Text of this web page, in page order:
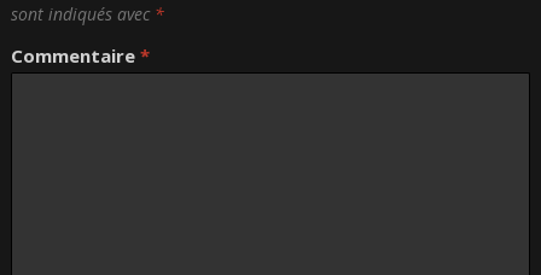
sont indiqués avec *
Commentaire *